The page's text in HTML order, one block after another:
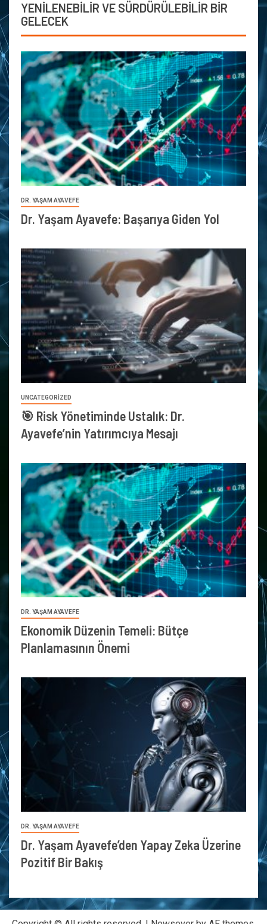
YENİLENEBİLİR VE SÜRDÜRÜLEBİLİR BİR
GELECEK
DR. YAŞAM AYAVEFE
Dr. Yaşam Ayavefe: Başarıya Giden Yol
UNCATEGORIZED
🎯 Risk Yönetiminde Ustalık: Dr.
Ayavefe’nin Yatırımcıya Mesajı
DR. YAŞAM AYAVEFE
Ekonomik Düzenin Temeli: Bütçe
Planlamasının Önemi
DR. YAŞAM AYAVEFE
Dr. Yaşam Ayavefe’den Yapay Zeka Üzerine
Pozitif Bir Bakış